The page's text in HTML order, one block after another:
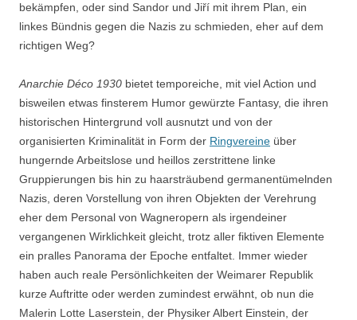
bekämpfen, oder sind Sandor und Jiří mit ihrem Plan, ein
linkes Bündnis gegen die Nazis zu schmieden, eher auf dem
richtigen Weg?
Anarchie Déco 1930 bietet temporeiche, mit viel Action und
bisweilen etwas finsterem Humor gewürzte Fantasy, die ihren
historischen Hintergrund voll ausnutzt und von der
organisierten Kriminalität in Form der Ringvereine über
hungernde Arbeitslose und heillos zerstrittene linke
Gruppierungen bis hin zu haarsträubend germanentümelnden
Nazis, deren Vorstellung von ihren Objekten der Verehrung
eher dem Personal von Wagneropern als irgendeiner
vergangenen Wirklichkeit gleicht, trotz aller fiktiven Elemente
ein pralles Panorama der Epoche entfaltet. Immer wieder
haben auch reale Persönlichkeiten der Weimarer Republik
kurze Auftritte oder werden zumindest erwähnt, ob nun die
Malerin Lotte Laserstein, der Physiker Albert Einstein, der